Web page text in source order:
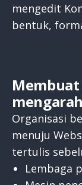
mengedit
bentuk,
Organisasi
menuju
tertulis
Lembaga